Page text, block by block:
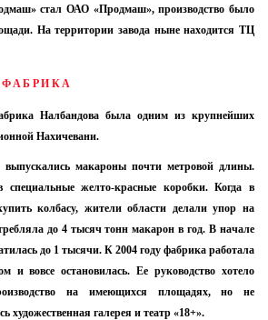
стал ОАО «Продмаш», производство было
На территории завода ныне находится ТЦ
Налбандова была одним из крупнейших
Нахичевани.
выпускались макароны почти метровой длины.
желто-красные коробки. Когда в
колбасу, жители области делали упор на
до 4 тысяч тонн макарон в год. В начале
до 1 тысячи. К 2004 году фабрика работала
и вовсе остановилась. Ее руководство хотело
на имеющихся площадях, но не
художественная галерея и театр «18+».